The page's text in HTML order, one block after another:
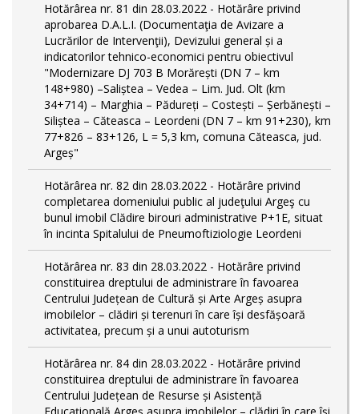
Hotărârea nr. 81 din 28.03.2022 - Hotărâre privind
aprobarea D.A.L.I. (Documentaţia de Avizare a
Lucrărilor de Intervenţii), Devizului general și a
indicatorilor tehnico-economici pentru obiectivul
"Modernizare DJ 703 B Morărești (DN 7 – km
148+980) –Saliștea – Vedea – Lim. Jud. Olt (km
34+714) – Marghia – Pădureți – Costești – Șerbănești –
Siliștea – Căteasca – Leordeni (DN 7 – km 91+230), km
77+826 – 83+126, L = 5,3 km, comuna Căteasca, jud.
Argeș"
Hotărârea nr. 82 din 28.03.2022 - Hotărâre privind
completarea domeniului public al judeţului Argeş cu
bunul imobil Clădire birouri administrative P+1E, situat
în incinta Spitalului de Pneumoftiziologie Leordeni
Hotărârea nr. 83 din 28.03.2022 - Hotărâre privind
constituirea dreptului de administrare în favoarea
Centrului Județean de Cultură și Arte Argeș asupra
imobilelor – clădiri și terenuri în care își desfășoară
activitatea, precum și a unui autoturism
Hotărârea nr. 84 din 28.03.2022 - Hotărâre privind
constituirea dreptului de administrare în favoarea
Centrului Județean de Resurse și Asistență